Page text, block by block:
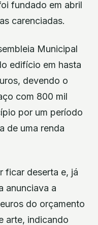
fundado em abril
carenciadas.
Municipal
edifício em hasta
devendo o
com 800 mil
por um período
de uma renda
ficar deserta e, já
anunciava a
do orçamento
arte, indicando